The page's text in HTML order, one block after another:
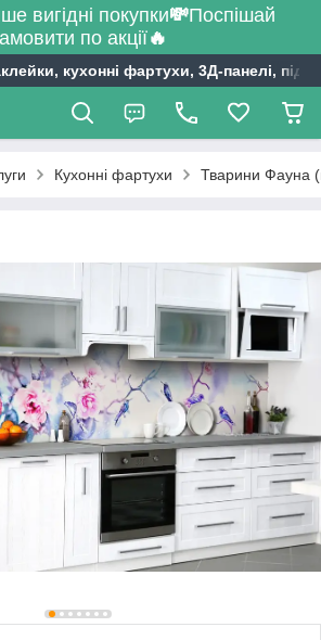
вигідні покупки💸Поспішай
по акції🔥
кухонні фартухи, 3Д-панелі,
Кухонні фартухи Тварини Фауна